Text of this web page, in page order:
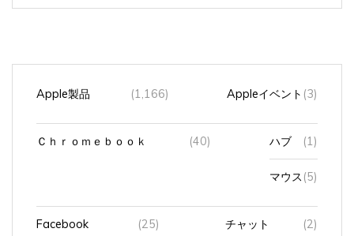
Ｃｈｒｏｍｅｂｏｏｋ (40) ハブ (1)
マウス(5)
Facebook (25) チャット (2)